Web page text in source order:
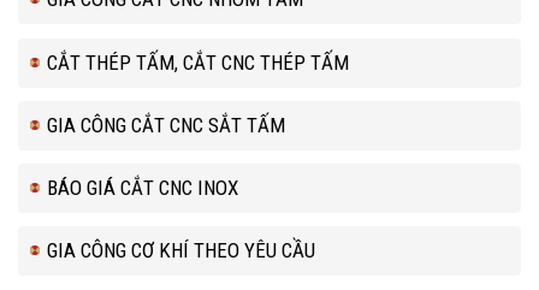
CẮT THÉP TẤM, CẮT CNC THÉP TẤM
GIA CÔNG CẮT CNC SẮT TẤM
BÁO GIÁ CẮT CNC INOX
GIA CÔNG CƠ KHÍ THEO YÊU CẦU